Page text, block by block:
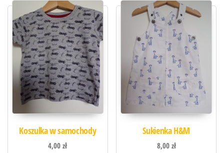
Koszulka w samochody
4,00zł
Sukienka H&M
8,00zł